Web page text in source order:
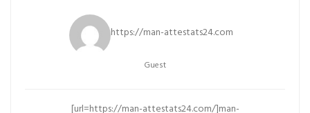
https://man-attestats24.com
Guest
[url=https://man-attestats24.com/]man-